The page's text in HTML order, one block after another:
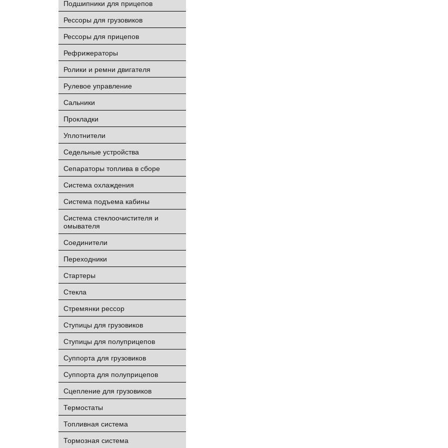
Подшипники для прицепов
Рессоры для грузовиков
Рессоры для прицепов
Рефрижераторы
Ролики и ремни двигателя
Рулевое управление
Сальники
Прокладки
Уплотнители
Седельные устройства
Сепараторы топлива в сборе
Система охлаждения
Система подъема кабины
Система стеклоочистителя и
омывателя
Соединители
Переходники
Стартеры
Стекла
Стремянки рессор
Ступицы для грузовиков
Ступицы для полуприцепов
Суппорта для грузовиков
Суппорта для полуприцепов
Сцепление для грузовиков
Термостаты
Топливная система
Тормозная система